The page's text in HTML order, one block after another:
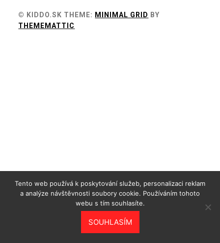
© KIDDO.SK THEME: MINIMAL GRID BY
THEMEMATTIC
Tento web používá k poskytování služeb, personalizaci reklam
a analýze návštěvnosti soubory cookie. Používáním tohoto
webu s tím souhlasíte.
SOUHLASÍM